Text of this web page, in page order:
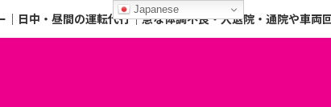
｜日中・昼間の運転代行｜急な体調不良・入退院・通院や車両
Japanese